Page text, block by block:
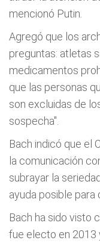
mencionó Putin.
Agregó que los
preguntas: atletas
medicamentos
que las personas
son excluidas de
sospecha".
Bach indicó que el
la comunicación
subrayar la
ayuda posible para
Bach ha sido visto
fue electo en 2013